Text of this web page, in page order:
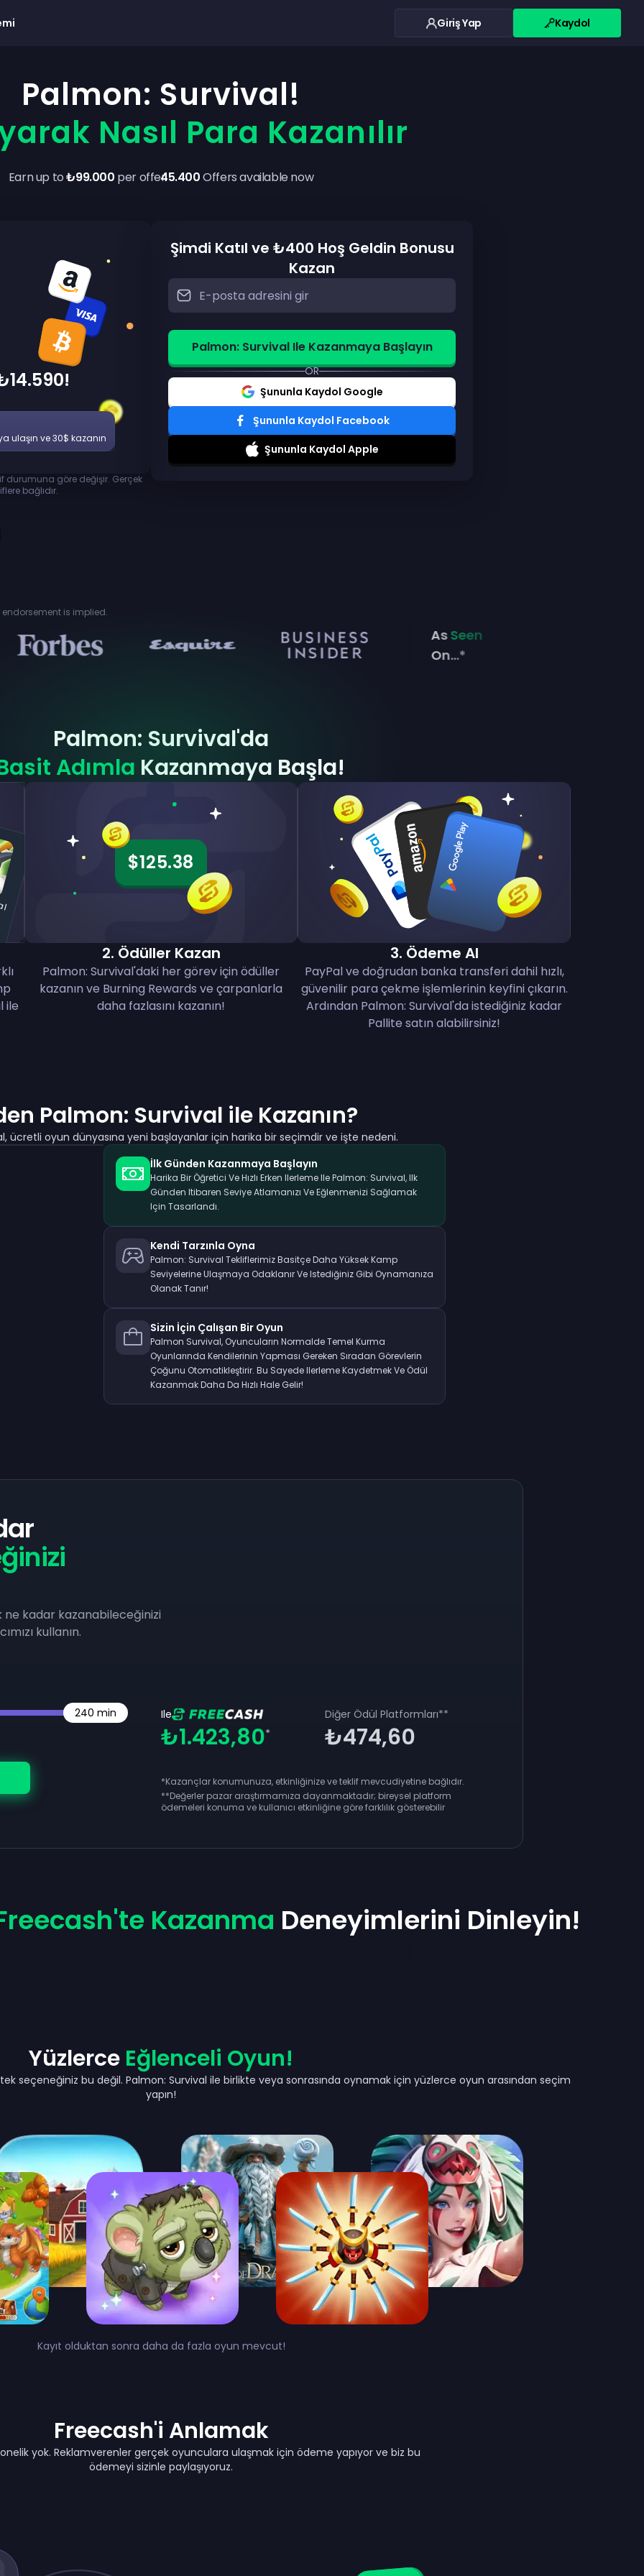
Giriş Yap Kaydol
Palmon: Survival!
Nasıl Para Kazanılır
Earn up to₺99.000 per offer45.400Offers available now
ulaşın ve 30$ kazanın
durumuna göre değişir. Gerçek
bağlıdır.
Şimdi Katıl ve ₺400 Hoş Geldin Bonusu
Kazan
Palmon: Survival Ile Kazanmaya Başlayın
OR
Şununla Kaydol Google
Şununla Kaydol Facebook
Şununla Kaydol Apple
is implied.
AsSeen
On...*
Palmon: Survival'da
Adımla Kazanmaya Başla!
ile
$125.38
2. Ödüller Kazan
Palmon: Survival'daki her görev için ödüller
kazanın ve Burning Rewards ve çarpanlarla
daha fazlasını kazanın!
3. Ödeme Al
PayPal ve doğrudan banka transferi dahil hızlı,
güvenilir para çekme işlemlerinin keyfini çıkarın.
Ardından Palmon: Survival'da istediğiniz kadar
Pallite satın alabilirsiniz!
Palmon: Survival ile Kazanın?
ücretli oyun dünyasına yeni başlayanlar için harika bir seçimdir ve işte nedeni.
İlk Günden Kazanmaya Başlayın
Harika Bir Öğretici Ve Hızlı Erken Ilerleme Ile Palmon: Survival, Ilk
Günden Itibaren Seviye Atlamanızı Ve Eğlenmenizi Sağlamak
Için Tasarlandı.
Kendi Tarzınla Oyna
Palmon: Survival Tekliflerimiz Basitçe Daha Yüksek Kamp
Seviyelerine Ulaşmaya Odaklanır Ve Istediğiniz Gibi Oynamanıza
Olanak Tanır!
Sizin İçin Çalışan Bir Oyun
Palmon Survival, Oyuncuların Normalde Temel Kurma
Oyunlarında Kendilerinin Yapması Gereken Sıradan Görevlerin
Çoğunu Otomatikleştirir. Bu Sayede Ilerleme Kaydetmek Ve Ödül
Kazanmak Daha Da Hızlı Hale Gelir!
kadar kazanabileceğinizi
kullanın.
240 min Ile
₺1.423,80*
Diğer Ödül Platformları**
₺474,60
*Kazançlar konumunuza, etkinliğinize ve teklif mevcudiyetine bağlıdır.
**Değerler pazar araştırmamıza dayanmaktadır; bireysel platform
ödemeleri konuma ve kullanıcı etkinliğine göre farklılık gösterebilir
Kazanma Deneyimlerini Dinleyin!
Yüzlerce Eğlenceli Oyun!
seçeneğiniz bu değil. Palmon: Survival ile birlikte veya sonrasında oynamak için yüzlerce oyun arasından seçim
yapın!
Kayıt olduktan sonra daha da fazla oyun mevcut!
Freecash'i Anlamak
yok. Reklamverenler gerçek oyunculara ulaşmak için ödeme yapıyor ve biz bu
ödemeyi sizinle paylaşıyoruz.